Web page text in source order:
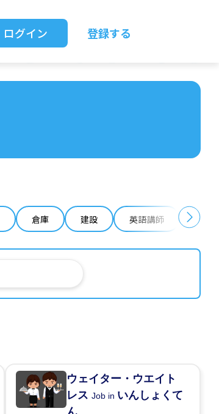
ログイン 登録する
倉庫 建設 英語講師 IT
ウェイター・ウエイト
レスJob in いんしょくて
ん